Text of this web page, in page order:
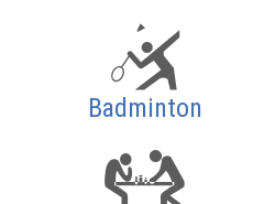
Badminton